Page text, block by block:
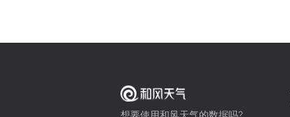
想要使用和风天气的数据吗?